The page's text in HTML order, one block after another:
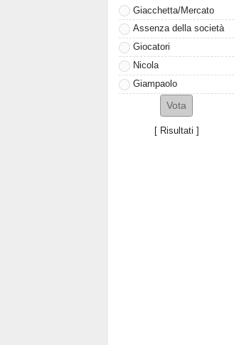
Giacchetta/Mercato
Assenza della società
Giocatori
Nicola
Giampaolo
[ Risultati ]